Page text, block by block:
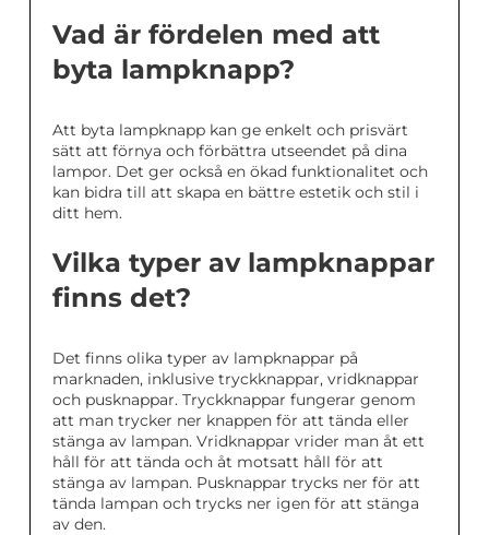
Vad är fördelen med att
byta lampknapp?
Att byta lampknapp kan ge enkelt och prisvärt
sätt att förnya och förbättra utseendet på dina
lampor. Det ger också en ökad funktionalitet och
kan bidra till att skapa en bättre estetik och stil i
ditt hem.
Vilka typer av lampknappar
finns det?
Det finns olika typer av lampknappar på
marknaden, inklusive tryckknappar, vridknappar
och pusknappar. Tryckknappar fungerar genom
att man trycker ner knappen för att tända eller
stänga av lampan. Vridknappar vrider man åt ett
håll för att tända och åt motsatt håll för att
stänga av lampan. Pusknappar trycks ner för att
tända lampan och trycks ner igen för att stänga
av den.